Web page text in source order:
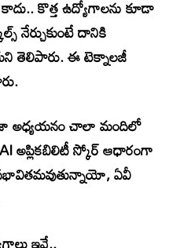
కొత్త ఉద్యోగాలను కూడా
నేర్చుకుంటే దానికి
తెలిపారు. ఈ టెక్నాలజీ
అధ్యయనం చాలా మందిలో
అప్లికబిలిటీ స్కోర్ ఆధారంగా
ఏవీ